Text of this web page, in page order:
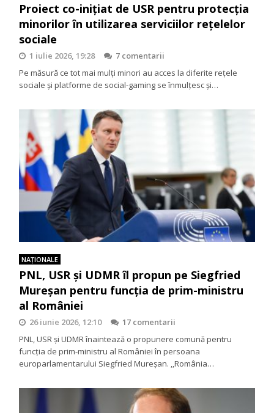
Proiect co-inițiat de USR pentru protecția
minorilor în utilizarea serviciilor rețelelor
sociale
1 iulie 2026, 19:28
7 comentarii
Pe măsură ce tot mai mulți minori au acces la diferite rețele
sociale și platforme de social-gaming se înmulțesc și…
NAŢIONALE
PNL, USR și UDMR îl propun pe Siegfried
Mureșan pentru funcția de prim-ministru
al României
26 iunie 2026, 12:10
17 comentarii
PNL, USR și UDMR înaintează o propunere comună pentru
funcția de prim-ministru al României în persoana
europarlamentarului Siegfried Mureșan. ,,România…